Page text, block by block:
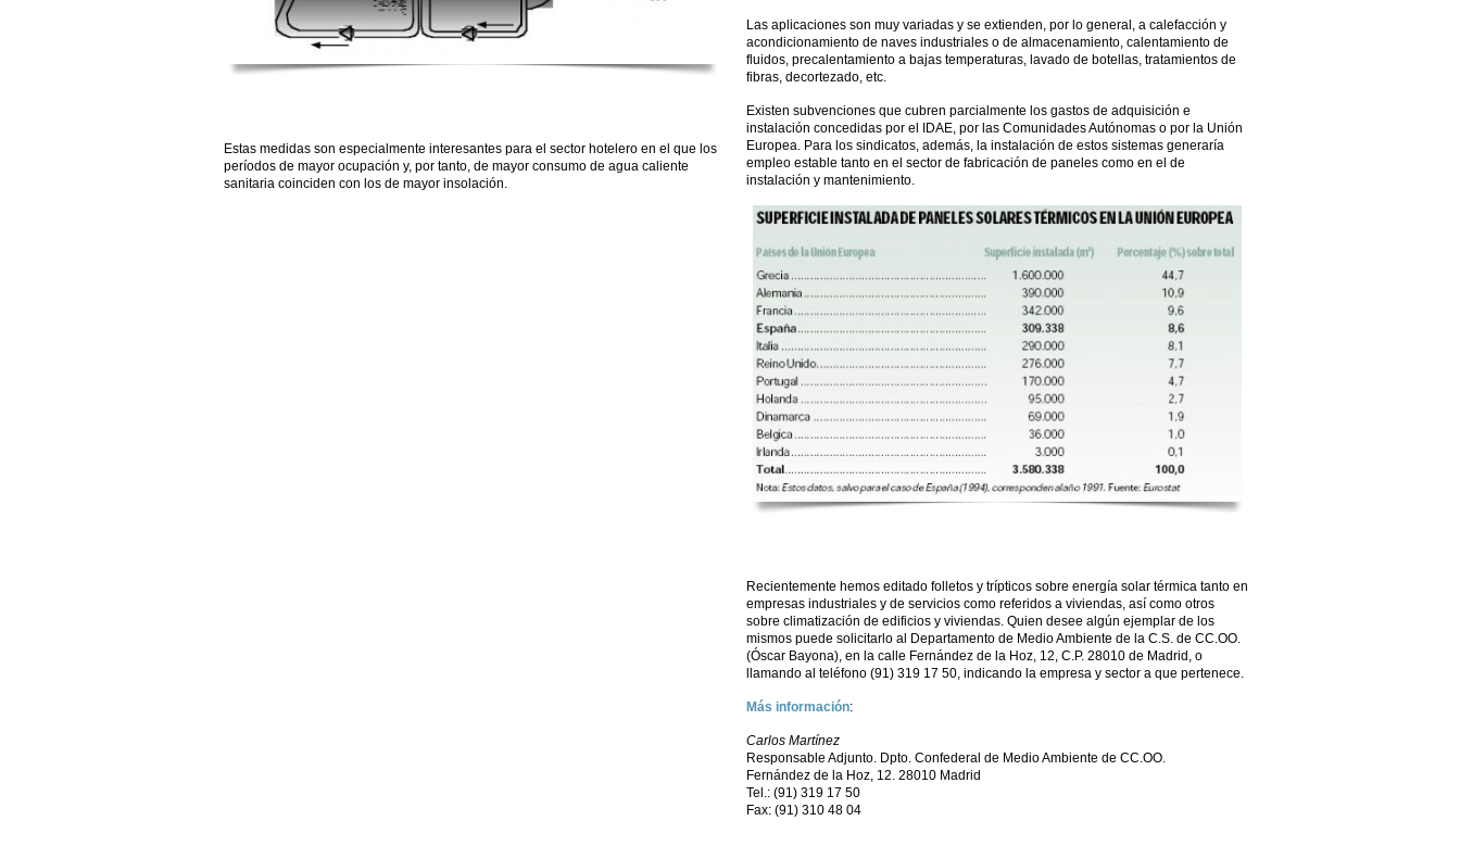
Estas medidas son especialmente interesantes para el sector hotelero en el que los
períodos de mayor ocupación y, por tanto, de mayor consumo de agua caliente
sanitaria coinciden con los de mayor insolación.
Las aplicaciones son muy variadas y se extienden, por lo general, a calefacción y
acondicionamiento de naves industriales o de almacenamiento, calentamiento de
fluidos, precalentamiento a bajas temperaturas, lavado de botellas, tratamientos de
fibras, decortezado, etc.
Existen subvenciones que cubren parcialmente los gastos de adquisición e
instalación concedidas por el IDAE, por las Comunidades Autónomas o por la Unión
Europea. Para los sindicatos, además, la instalación de estos sistemas generaría
empleo estable tanto en el sector de fabricación de paneles como en el de
instalación y mantenimiento.
Recientemente hemos editado folletos y trípticos sobre energía solar térmica tanto en
empresas industriales y de servicios como referidos a viviendas, así como otros
sobre climatización de edificios y viviendas. Quien desee algún ejemplar de los
mismos puede solicitarlo al Departamento de Medio Ambiente de la C.S. de CC.OO.
(Óscar Bayona), en la calle Fernández de la Hoz, 12, C.P. 28010 de Madrid, o
llamando al teléfono (91) 319 17 50, indicando la empresa y sector a que pertenece.
Más información:
Carlos Martínez
Responsable Adjunto. Dpto. Confederal de Medio Ambiente de CC.OO.
Fernández de la Hoz, 12. 28010 Madrid
Tel.: (91) 319 17 50
Fax: (91) 310 48 04